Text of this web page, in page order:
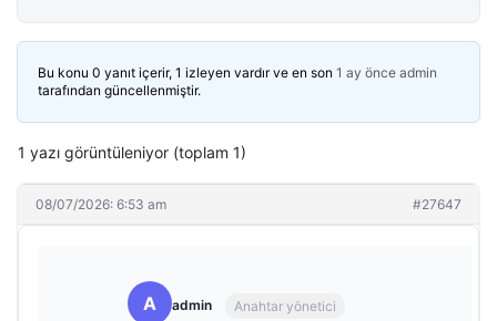
Bu konu 0 yanıt içerir, 1 izleyen vardır ve en son 1 ay önce admin
tarafından güncellenmiştir.
1 yazı görüntüleniyor (toplam 1)
08/07/2026: 6:53 am #27647
A admin Anahtar yönetici